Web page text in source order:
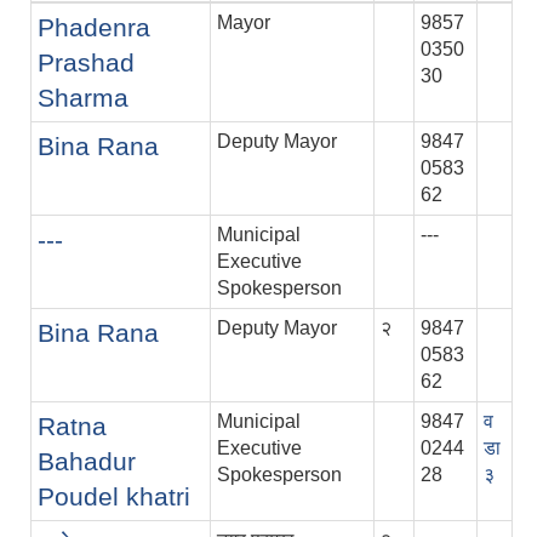
Phadenra
Prashad
Sharma
Mayor
9857
0350
30
Bina Rana Deputy Mayor
9847
0583
62
---
Municipal
Executive
Spokesperson
---
Bina Rana Deputy Mayor २
9847
0583
62
Ratna
Bahadur
Poudel khatri
Municipal
Executive
Spokesperson
9847
0244
28
व
डा
३